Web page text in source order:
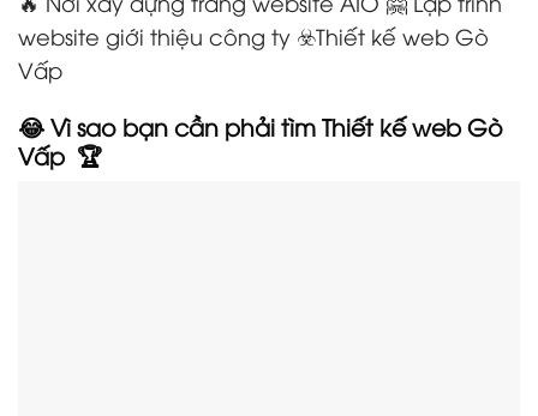
website giới thiệu công ty ☣️Thiết kế web Gò
Vấp
😂 Vì sao bạn cần phải tìm Thiết kế web Gò
Vấp 🏆